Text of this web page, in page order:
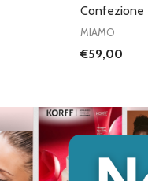
Confezione
MIAMO
€59,00